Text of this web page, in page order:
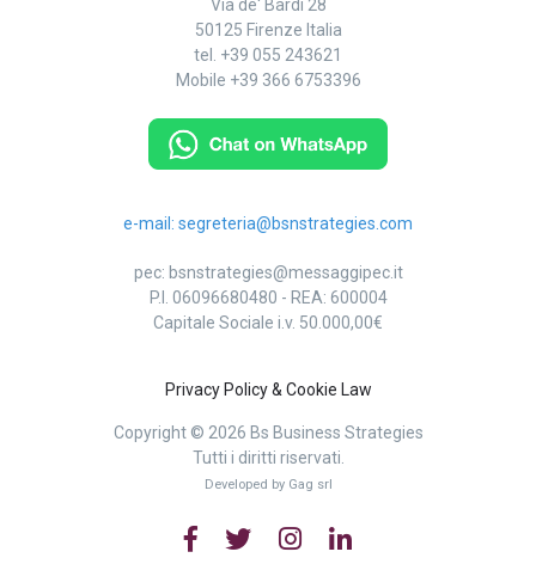
Via de' Bardi 28
50125 Firenze Italia
tel. +39 055 243621
Mobile +39 366 6753396
e-mail: segreteria@bsnstrategies.com
pec: bsnstrategies@messaggipec.it
P.I. 06096680480 - REA: 600004
Capitale Sociale i.v. 50.000,00€
Privacy Policy & Cookie Law
Copyright © 2026 Bs Business Strategies
Tutti i diritti riservati.
Developed by Gag srl